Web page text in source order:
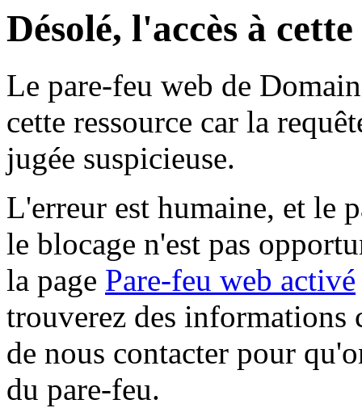
Désolé, l'accès à
Le pare-feu web de
cette ressource car la
jugée suspicieuse.
L'erreur est humaine, et le
le blocage n'est pas
la page Pare-feu web activé
trouverez des informations
de nous contacter pour
du pare-feu.